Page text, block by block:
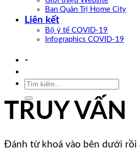
Ban Quản Trị Home City
Liên kết
Bộ ý tế COVID-19
Infographics COVID-19
-
TRUY VẤN
Đánh từ khoá vào bên dưới rồi